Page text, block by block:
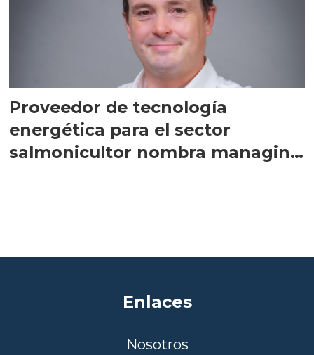
Proveedor de tecnología
energética para el sector
salmonicultor nombra managing
Enlaces
Nosotros